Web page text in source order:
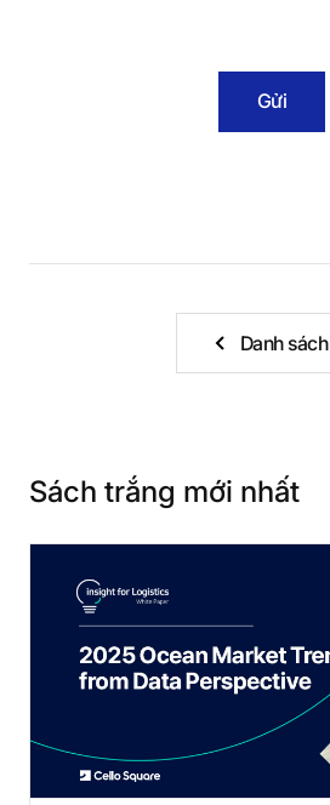
Gửi
Danh sách
Sách trắng mới nhất